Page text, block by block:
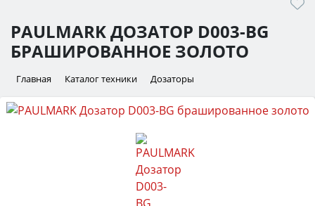
PAULMARK ДОЗАТОР D003-BG
БРАШИРОВАННОЕ ЗОЛОТО
Главная Каталог техники Дозаторы